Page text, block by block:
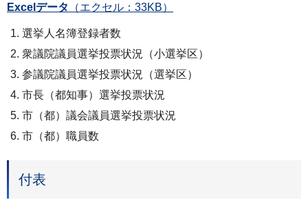
Excelデータ （エクセル：33KB）
選挙人名簿登録者数
衆議院議員選挙投票状況（小選挙区）
参議院議員選挙投票状況（選挙区）
市長（都知事）選挙投票状況
市（都）議会議員選挙投票状況
市（都）職員数
付表